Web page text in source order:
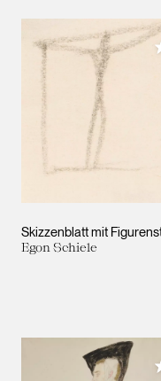
Skizzenblatt mit
Egon Schiele